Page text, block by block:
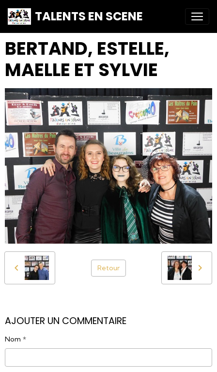
TALENTS EN SCENE
BERTAND, ESTELLE,
MAELLE ET SYLVIE
Retour
AJOUTER UN COMMENTAIRE
Nom